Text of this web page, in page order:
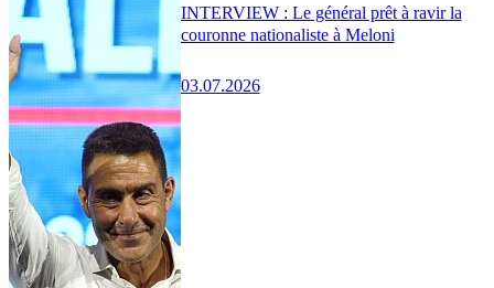
INTERVIEW : Le général prêt à ravir la
couronne nationaliste à Meloni
03.07.2026